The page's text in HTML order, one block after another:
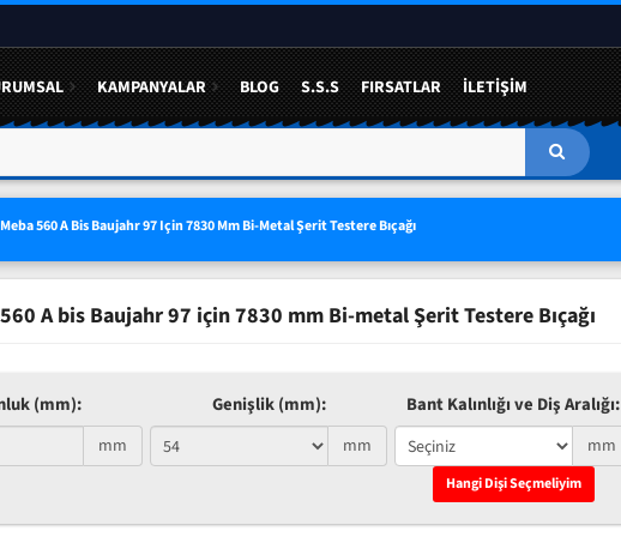
KAMPANYALAR BLOG S.S.S FIRSATLAR İLETIŞIM
Meba 560 A Bis Baujahr 97 Için 7830 Mm Bi-Metal Şerit Testere Bıçağı
A bis Baujahr 97 için 7830 mm Bi-metal Şerit Testere Bıçağı
(mm):
mm
Genişlik (mm):
mm
Bant Kalınlığı ve Diş Aralığı:
mm
Hangi Dişi Seçmeliyim
YÜZDE 50 YE VARAN 3 LÜ SETLERDE AVANTAJLI FIYATLAR